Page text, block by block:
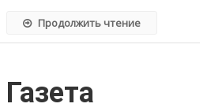
Продолжить чтение
Газета